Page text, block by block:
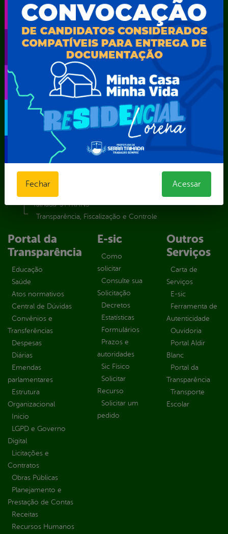
Secretaria de Desenvolvimento Econômico e Turismo
Secretaria de Iluminação Pública e Energia Elétrica
Secretaria Municipal da Mulher – SEMU
Secretaria Municipal de Administração – SAD
Secretaria Municipal de Agricultura e Recursos Hídricos –
SEMARH / Secretaria de Agricultura Familiar – SEMAF
Secretaria Municipal de Educação – SEST
Secretaria Municipal de Esporte e Lazer – SEMEL
Secretaria Municipal de Finanças – SECFIN
Secretaria Municipal de Governo – SEGOV
Secretaria Municipal de Meio Ambiente – SEMA
Secretaria Municipal de Planejamento e Gestão – SEPLAG
Secretaria Municipal de Relações Institucionais – SEMRI
Secretaria Municipal de Serviços Públicos – SEMUSP
Talhada-STTRANS
Transparência, Fiscalização e Controle
Portal da
Transparência
Educação
Saúde
Atos normativos
Central de Dúvidas
Convênios e
Transferências
Despesas
Diárias
Emendas
parlamentares
Estrutura
Organizacional
Inicio
LGPD e Governo
Digital
Licitações e
Contratos
Obras Públicas
Planejamento e
Prestação de Contas
Receitas
Recursos Humanos
E-sic
Como
solicitar
Consulte sua
Solicitação
Decretos
Estatísticas
Formulários
Prazos e
autoridades
Sic Físico
Solicitar
Recurso
Solicitar um
pedido
Outros
Serviços
Carta de
Serviços
E-sic
Ferramenta de
Autenticidade
Ouvidoria
Portal Aldir
Blanc
Portal da
Transparência
Transporte
Escolar
Fechar Acessar